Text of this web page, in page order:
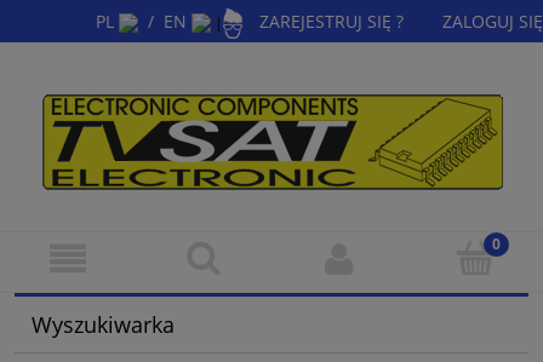
PL / EN | ZAREJESTRUJ SIĘ ? ZALOGUJ SIĘ
Wyszukiwarka